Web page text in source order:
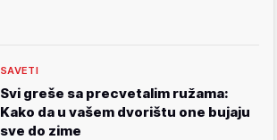
SAVETI
Svi greše sa precvetalim ružama:
Kako da u vašem dvorištu one bujaju
sve do zime